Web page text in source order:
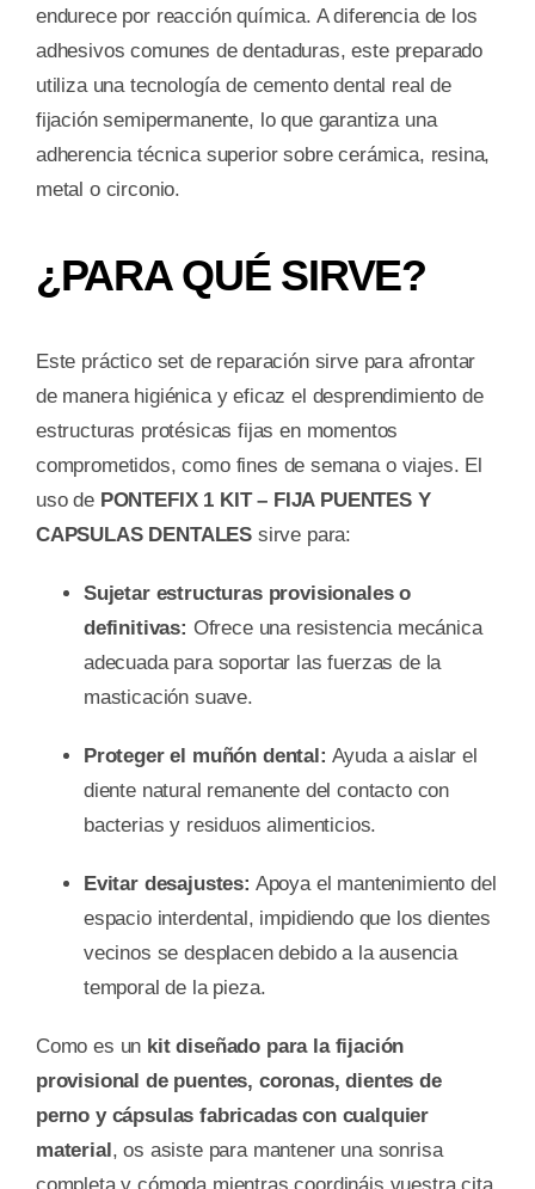
endurece por reacción química. A diferencia de los
adhesivos comunes de dentaduras, este preparado
utiliza una tecnología de cemento dental real de
fijación semipermanente, lo que garantiza una
adherencia técnica superior sobre cerámica, resina,
metal o circonio.
¿PARA QUÉ SIRVE?
Este práctico set de reparación sirve para afrontar
de manera higiénica y eficaz el desprendimiento de
estructuras protésicas fijas en momentos
comprometidos, como fines de semana o viajes. El
uso de PONTEFIX 1 KIT – FIJA PUENTES Y
CAPSULAS DENTALES sirve para:
Sujetar estructuras provisionales o
definitivas: Ofrece una resistencia mecánica
adecuada para soportar las fuerzas de la
masticación suave.
Proteger el muñón dental: Ayuda a aislar el
diente natural remanente del contacto con
bacterias y residuos alimenticios.
Evitar desajustes: Apoya el mantenimiento del
espacio interdental, impidiendo que los dientes
vecinos se desplacen debido a la ausencia
temporal de la pieza.
Como es un kit diseñado para la fijación
provisional de puentes, coronas, dientes de
perno y cápsulas fabricadas con cualquier
material, os asiste para mantener una sonrisa